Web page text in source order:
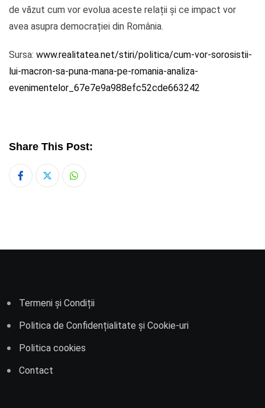
de văzut cum vor evolua aceste relații și ce impact vor
avea asupra democrației din România.
Sursa: www.realitatea.net/stiri/politica/cum-vor-sorosistii-
lui-macron-sa-puna-mana-pe-romania-analiza-
evenimentelor_67e7e9a988efc52cde663242
Share This Post:
Whatsapp
Termeni și Condiții
Politica de Confidențialitate și Cookie-uri
Politica cookies
Contact